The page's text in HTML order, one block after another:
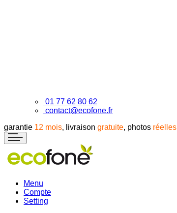
01 77 62 80 62
contact@ecofone.fr
garantie 12 mois, livraison gratuite, photos réelles
Menu
Compte
Setting